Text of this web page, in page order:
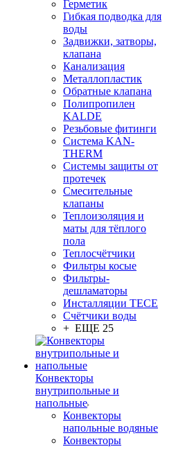
Герметик
Гибкая подводка для
воды
Задвижки, затворы,
клапана
Канализация
Металлопластик
Обратные клапана
Полипропилен
KALDE
Резьбовые фитинги
Система KAN-
THERM
Системы защиты от
протечек
Смесительные
клапаны
Теплоизоляция и
маты для тёплого
пола
Теплосчётчики
Фильтры косые
Фильтры-
дешламаторы
Инсталляции TECE
Счётчики воды
+ ЕЩЕ 25
Конвекторы
внутрипольные и
напольные
Конвекторы
напольные водяные
Конвекторы